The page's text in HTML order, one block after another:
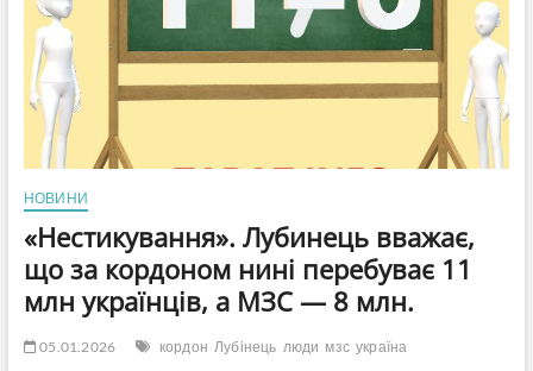
найвищими
темпами
НОВИНИ
«Нестикування». Лубинець вважає,
що за кордоном нині перебуває 11
млн українців, а МЗС — 8 млн.
05.01.2026 кордон Лубінець люди мзс україна